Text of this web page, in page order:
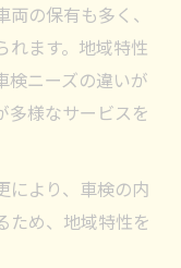
線を解説
察
拡大要因
の推移分析
場の関係
比較のポイン
の保有も多く、
れます。地域特性
検ニーズの違いが
多様なサービスを
により、車検の内
ため、地域特性を